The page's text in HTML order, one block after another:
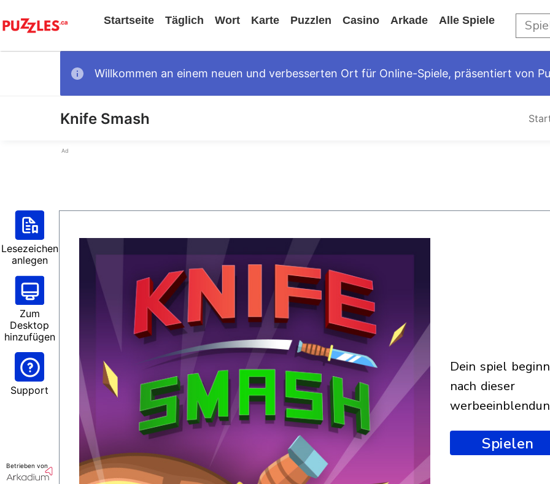
Startseite Täglich Wort Karte Puzzlen Casino Arkade Alle Spiele
Willkommen an einem neuen und verbesserten Ort für Online-Spiele, präsentiert von
Knife Smash
Ad
Lesezeichen
anlegen
Zum
Desktop
hinzufügen
Support
Betrieben von
dein spiel beginnt
nach dieser
Spielen